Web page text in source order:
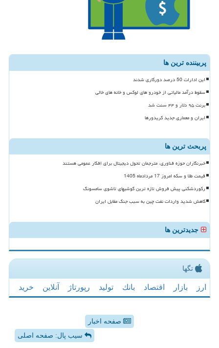
پربیننده ترین ها
این ادارات 50 درصد دورکاری شدند
سقوط درآمد مالیاتی از خودرو های لوکس و خانه های خالی
برنت ۹۵ دلار و ۴۴ سنت شد
ایران و معماری جدید کریدورها
پربحث ترین ها
خبرنگاران حوزه فناوری، مترجمان تحول دیجیتال برای افکار عمومی هستند
قیمت طلا و سکه امروز 17 مردادماه 1405
رکوردشکنی پیش فروش تازه ترین گوشیهای تاشوی سامسونگ
کاهش شدید واردات نفت چین به سبب جنگ مقابل ایران
جدیدترین ها
تگها
ارز بازار اقتصاد بانك تولید رپورتاژ آنلاین خرید
صفحه اخبار
سیب پال: صفحه اصلی